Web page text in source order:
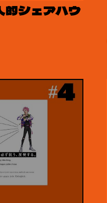
シェアハウ